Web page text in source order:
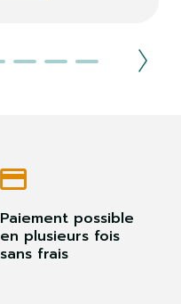
Paiement possible
en plusieurs fois
sans frais